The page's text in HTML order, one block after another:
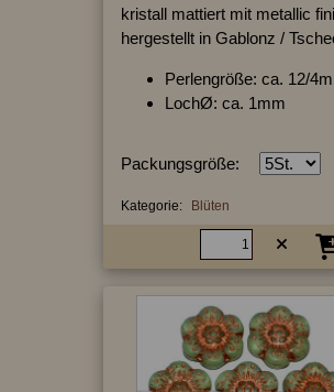
kristall mattiert mit metallic
hergestellt in Gablonz /
Perlengröße: ca. 12/
LochØ: ca. 1mm
Packungsgröße:
Kategorie: Blüten